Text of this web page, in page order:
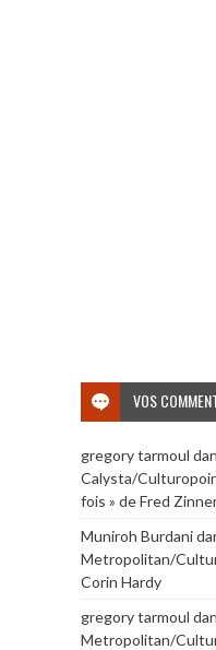
VOS
gregory tarmoul
Calysta/
fois » de Fred
Muniroh Burdani
Metropolitan/
Corin Hardy
gregory tarmoul
Metropolitan/